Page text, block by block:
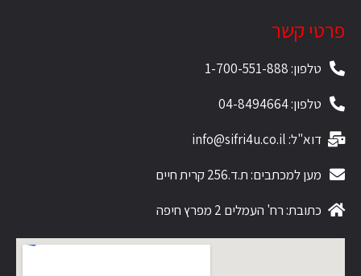
פרטי קשר
טלפון: 1-700-551-888
טלפון: 04-8494664
דוא"ל: info@sifri4u.co.il
מען למכתבים: ת.ד.256 קרית חיים
כתובת: רח' העמלים 2 מפרץ חיפה